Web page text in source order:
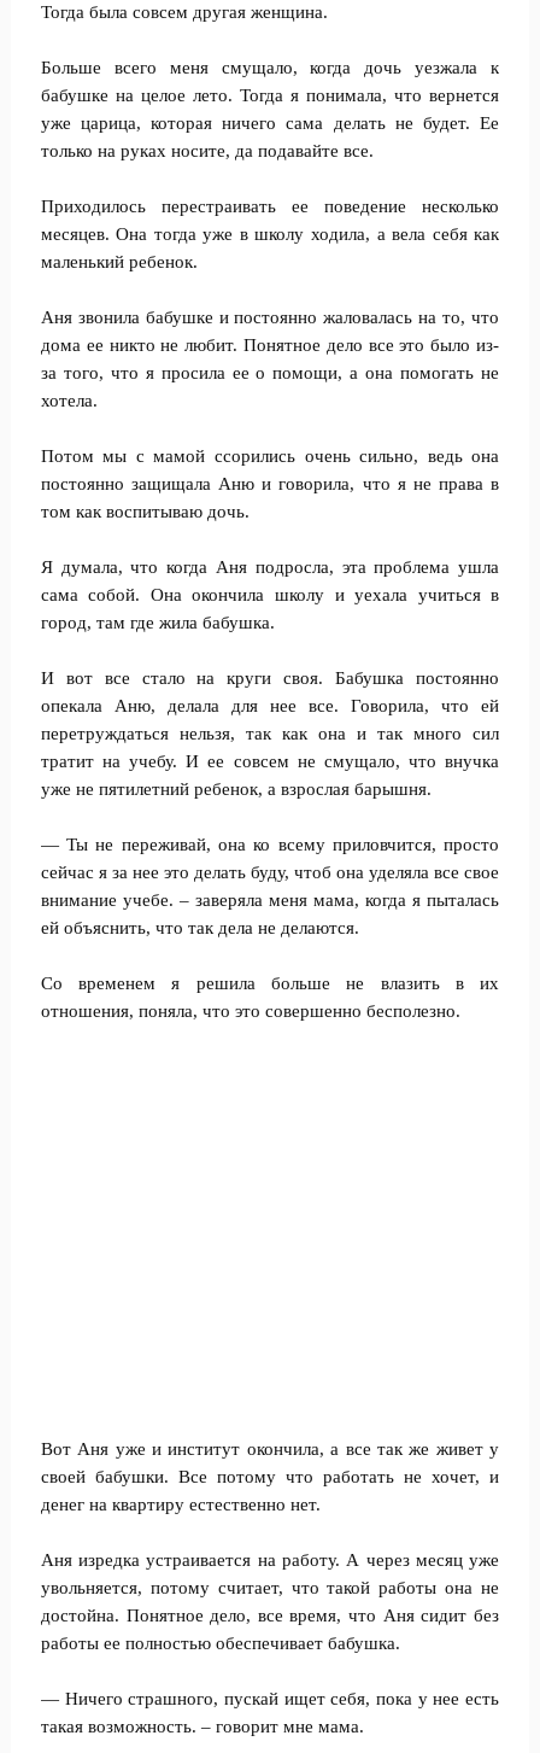
Тогда была совсем другая женщина.
Больше всего меня смущало, когда дочь уезжала к
бабушке на целое лето. Тогда я понимала, что вернется
уже царица, которая ничего сама делать не будет. Ее
только на руках носите, да подавайте все.
Приходилось перестраивать ее поведение несколько
месяцев. Она тогда уже в школу ходила, а вела себя как
маленький ребенок.
Аня звонила бабушке и постоянно жаловалась на то, что
дома ее никто не любит. Понятное дело все это было из-
за того, что я просила ее о помощи, а она помогать не
хотела.
Потом мы с мамой ссорились очень сильно, ведь она
постоянно защищала Аню и говорила, что я не права в
том как воспитываю дочь.
Я думала, что когда Аня подросла, эта проблема ушла
сама собой. Она окончила школу и уехала учиться в
город, там где жила бабушка.
И вот все стало на круги своя. Бабушка постоянно
опекала Аню, делала для нее все. Говорила, что ей
перетруждаться нельзя, так как она и так много сил
тратит на учебу. И ее совсем не смущало, что внучка
уже не пятилетний ребенок, а взрослая барышня.
— Ты не переживай, она ко всему приловчится, просто
сейчас я за нее это делать буду, чтоб она уделяла все свое
внимание учебе. – заверяла меня мама, когда я пыталась
ей объяснить, что так дела не делаются.
Со временем я решила больше не влазить в их
отношения, поняла, что это совершенно бесполезно.
Вот Аня уже и институт окончила, а все так же живет у
своей бабушки. Все потому что работать не хочет, и
денег на квартиру естественно нет.
Аня изредка устраивается на работу. А через месяц уже
увольняется, потому считает, что такой работы она не
достойна. Понятное дело, все время, что Аня сидит без
работы ее полностью обеспечивает бабушка.
— Ничего страшного, пускай ищет себя, пока у нее есть
такая возможность. – говорит мне мама.